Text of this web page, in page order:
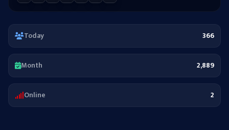
Today 366
Month 2,889
Online 2